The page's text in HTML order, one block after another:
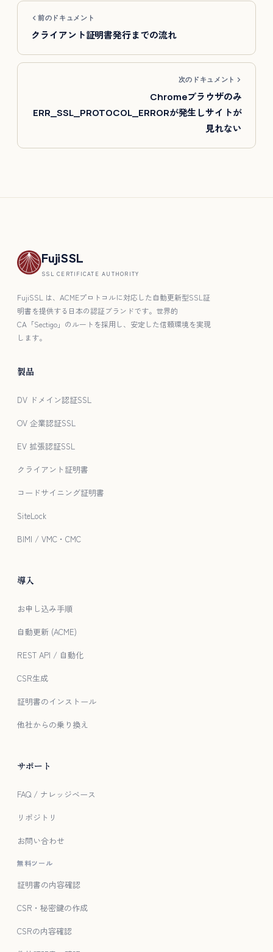
前のドキュメント
クライアント証明書発行までの流れ
次のドキュメント
Chromeブラウザのみ
ERR_SSL_PROTOCOL_ERRORが発生しサイトが
見れない
FujiSSL
SSL CERTIFICATE AUTHORITY
FujiSSL は、ACMEプロトコルに対応した自動更新型SSL証
明書を提供する日本の認証ブランドです。世界的
CA「Sectigo」のルートを採用し、安定した信頼環境を実現
します。
製品
DV ドメイン認証SSL
OV 企業認証SSL
EV 拡張認証SSL
クライアント証明書
コードサイニング証明書
SiteLock
BIMI / VMC・CMC
導入
お申し込み手順
自動更新 (ACME)
REST API / 自動化
CSR生成
証明書のインストール
他社からの乗り換え
サポート
FAQ / ナレッジベース
リポジトリ
お問い合わせ
無料ツール
証明書の内容確認
CSR・秘密鍵の作成
CSRの内容確認